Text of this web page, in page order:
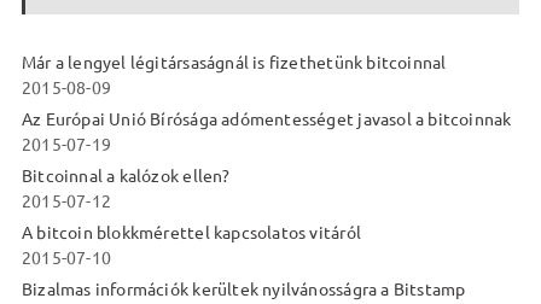
Már a lengyel légitársaságnál is fizethetünk bitcoinnal
2015-08-09
Az Európai Unió Bírósága adómentességet javasol a bitcoinnak
2015-07-19
Bitcoinnal a kalózok ellen?
2015-07-12
A bitcoin blokkmérettel kapcsolatos vitáról
2015-07-10
Bizalmas információk kerültek nyilvánosságra a Bitstamp